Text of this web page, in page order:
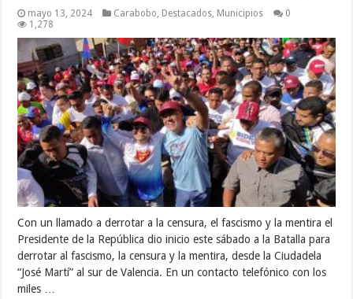
mayo 13, 2024 Carabobo, Destacados, Municipios
0
1,278
Con un llamado a derrotar a la censura, el fascismo y la mentira el
Presidente de la República dio inicio este sábado a la Batalla para
derrotar al fascismo, la censura y la mentira, desde la Ciudadela
“José Martí” al sur de Valencia. En un contacto telefónico con los
miles …